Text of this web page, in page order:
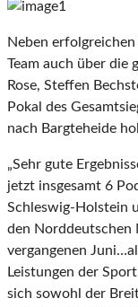
Neben
Team auch über die
Rose, Steffen
Pokal des
nach Bargteheide
„Sehr gute
jetzt insgesamt 6
Schleswig-Holstein
den
vergangenen
Leistungen der
sich sowohl der